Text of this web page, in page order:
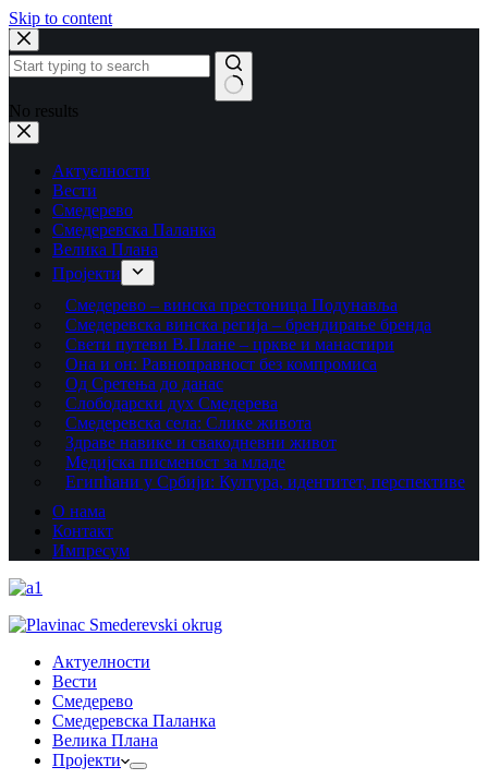
Skip to content
No results
Актуелности
Вести
Смедерево
Смедеревска Паланка
Велика Плана
Пројекти
Смедерево – винска престоница Подунавља
Смедеревска винска регија – брендирање бренда
Свети путеви В.Плане – цркве и манастири
Она и он: Равноправност без компромиса
Од Сретења до данас
Слободарски дух Смедерева
Смедеревска села: Слике живота
Здраве навике и свакодневни живот
Медијска писменост за младе
Египћани у Србији: Култура, идентитет, перспективе
О нама
Контакт
Импресум
Актуелности
Вести
Смедерево
Смедеревска Паланка
Велика Плана
Пројекти